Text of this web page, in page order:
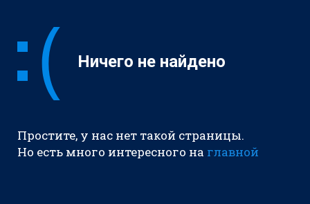
Ничего не найдено
Простите, у нас нет такой страницы.
Но есть много интересного на главной